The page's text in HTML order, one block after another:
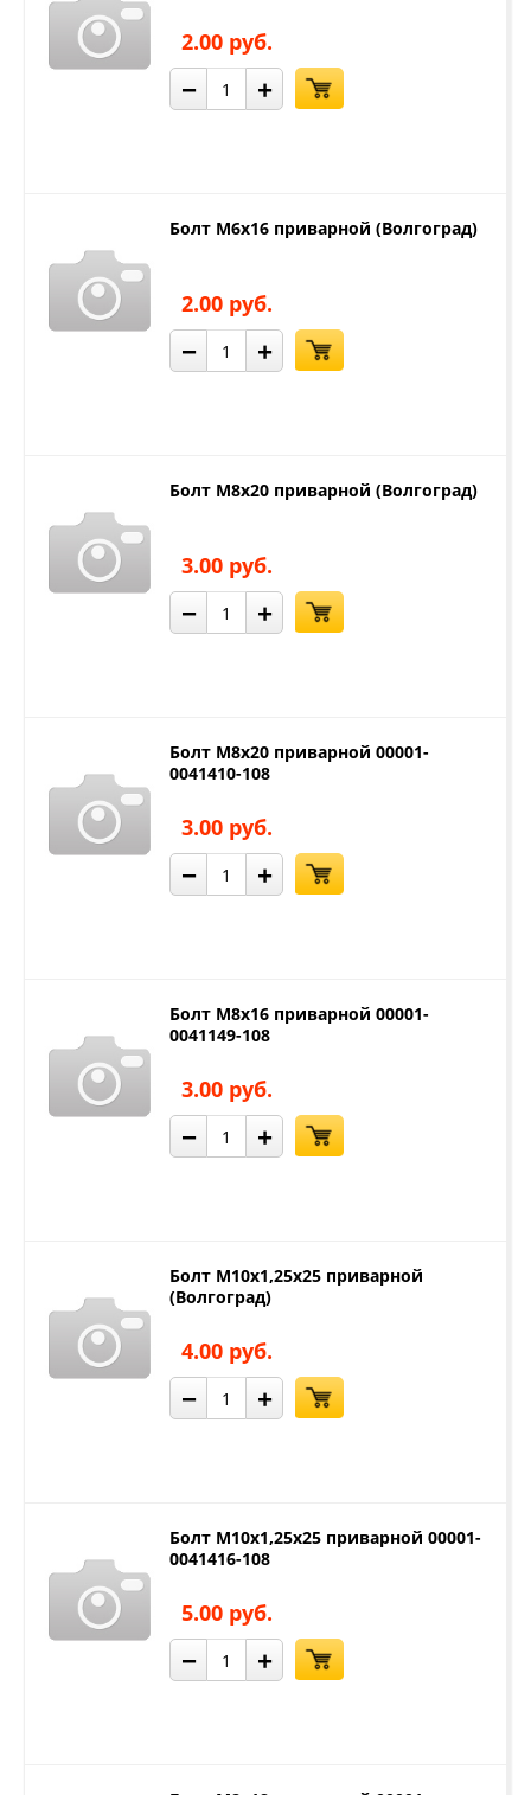
2.00 руб.
− +
Болт М6х16 приварной (Волгоград)
2.00 руб.
− +
Болт М8х20 приварной (Волгоград)
3.00 руб.
− +
Болт М8х20 приварной 00001-
0041410-108
3.00 руб.
− +
Болт М8х16 приварной 00001-
0041149-108
3.00 руб.
− +
Болт М10х1,25х25 приварной
(Волгоград)
4.00 руб.
− +
Болт М10х1,25х25 приварной 00001-
0041416-108
5.00 руб.
− +